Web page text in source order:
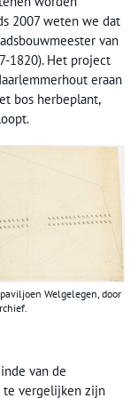
2007 weten we dat
van
1820). Het project
eraan
bos herbeplant,
Welgelegen, door
van de
te vergelijken zijn